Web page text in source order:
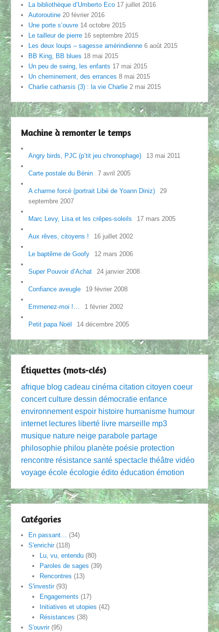
La bibliothèque d’Umberto Eco 17 juillet 2016
Autoroutine 20 février 2016
Une porte s’ouvre 14 octobre 2015
Le tailleur de pierre 16 septembre 2015
Les deux loups – sagesse amérindienne 6 août 2015
BB King, BB blues 18 mai 2015
Un peu de swing, les enfants 17 mai 2015
Un cheminement, des errances 8 mai 2015
Charlie catharsis (3) : la vie Charlie 2 mai 2015
Machine à remonter le temps
Angry birds, PJC (p’tit jeu chronophage) 13 mai 2011
Carte postale du Bénin 7 avril 2005
A charme forcé (portrait Libé de Yoann Diniz)
29
septembre 2007
Marc Levy, Lisa et les crêpes-soleils 17 mars 2005
Aux rêves, citoyens ! 16 juillet 2002
Le baptême de Goofy 12 mars 2006
Super Pouvoir d’Achat 24 janvier 2008
Confiance aveugle 19 février 2008
Emmenez-moi !… 1 février 2002
Petit papa Noël 14 décembre 2005
Étiquettes (mots-clés)
afrique blog cadeau cinéma citation citoyen coeur
concert culture dessin démocratie enfance
environnement espoir histoire humanisme humour
internet lectures liberté livre marseille mp3
musique nature neige parabole partage
philosophie philou planète poésie protection
rencontre résistance santé spectacle théâtre vidéo
voyage école écologie édito éducation émotion
Catégories
En passant… (34)
S'enrichir(118)
Lu, vu, entendu(80)
Paroles de sages (39)
Rencontres (13)
S'investir(93)
Engagements (17)
Initiatives et utopies (42)
Résistances (38)
S'ouvrir(95)